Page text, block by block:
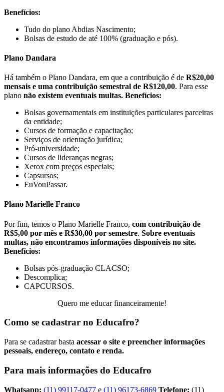
Benefícios:
Tudo do plano Abdias Nascimento;
Bolsas de estudo de até 100% (graduação e pós).
Plano Dandara
Há também o Plano Dandara, em que a contribuição é de R$20,00
mensais e uma contribuição semestral de R$120,00. Para esse
plano não existem eventuais multas. Benefícios:
Bolsas governamentais em instituições particulares parceiras
da entidade;
Cursos de formação e capacitação;
Serviços de orientação jurídica;
Pró-universidade;
Cursos de lideranças negras;
Xerox com preços especiais;
Capsursos;
EuVouPassar.
Plano Marielle Franco
Por fim, temos o Plano Marielle Franco, com contribuição de
R$5,00 por mês e R$30,00 por semestre. Sobre eventuais
multas, não encontramos informações disponíveis no site.
Benefícios:
Bolsas pós-graduação CLACSO;
Descomplica;
CAPCURSOS.
Quero me educar financeiramente!
Como se cadastrar no Educafro?
Para se cadastrar basta acessar o site e preencher informações
pessoais, endereço, contato e renda.
Para mais informações do Educafro
Whatsapp: (11) 99117-0477 e (11) 96173-6869 Telefone: (11)